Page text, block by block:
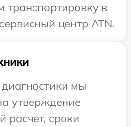
транспортировку в
центр ATN.
мы
утверждение
расчет, сроки